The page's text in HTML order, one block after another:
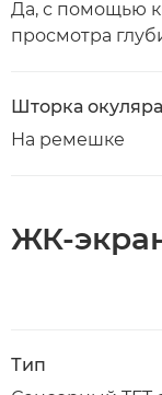
Да, с помощью
просмотра
Шторка окуляра
На ремешке
ЖК-
Тип